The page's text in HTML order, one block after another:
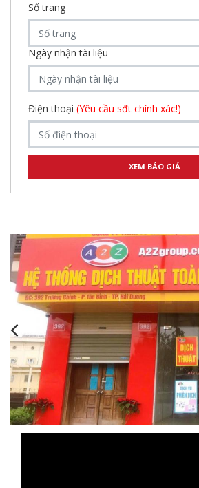
Số trang
Ngày nhận tài liệu
Điện thoại (Yêu cầu sđt chính xác!)
,,,,,,,